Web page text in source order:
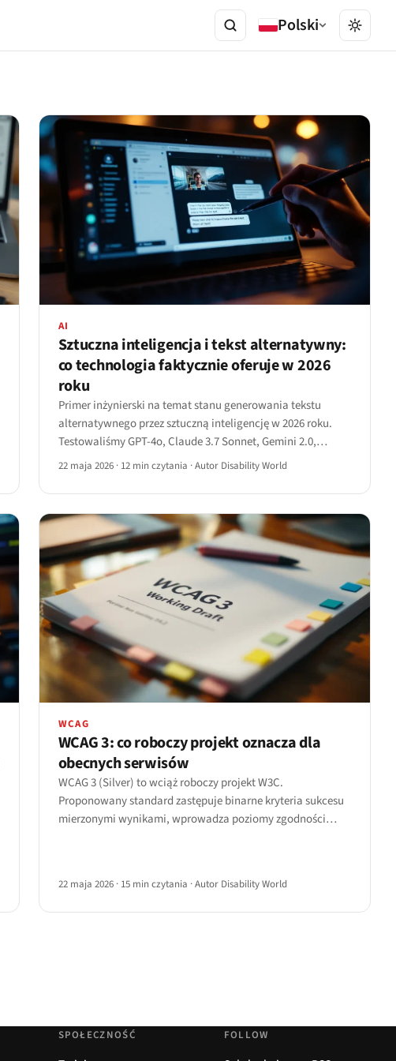
Polski
AI
Sztuczna inteligencja i tekst alternatywny:
co technologia faktycznie oferuje w 2026
roku
Primer inżynierski na temat stanu generowania tekstu
alternatywnego przez sztuczną inteligencję w 2026 roku.
Testowaliśmy GPT-4o, Claude 3.7 Sonnet, Gemini 2.0,
Llama-Vision-3 i Pixtral na czterech kategoriach obrazów i
nadal halucynuje.
22 maja 2026 · 12 min czytania ·Autor Disability World
WCAG
WCAG 3: co roboczy projekt oznacza dla
obecnych serwisów
WCAG 3 (Silver) to wciąż roboczy projekt W3C.
Proponowany standard zastępuje binarne kryteria sukcesu
mierzonymi wynikami, wprowadza poziomy zgodności
22 maja 2026 · 15 min czytania ·Autor Disability World
SPOŁECZNOŚĆ FOLLOW